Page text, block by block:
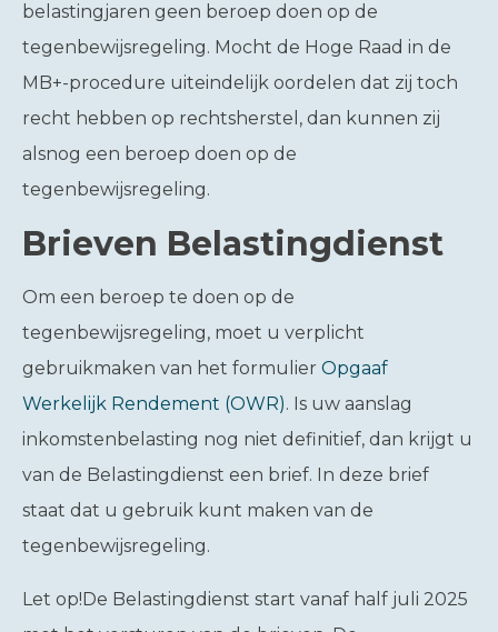
belastingjaren geen beroep doen op de
tegenbewijsregeling. Mocht de Hoge Raad in de
MB+-procedure uiteindelijk oordelen dat zij toch
recht hebben op rechtsherstel, dan kunnen zij
alsnog een beroep doen op de
tegenbewijsregeling.
Brieven Belastingdienst
Om een beroep te doen op de
tegenbewijsregeling, moet u verplicht
gebruikmaken van het formulier Opgaaf
Werkelijk Rendement (OWR). Is uw aanslag
inkomstenbelasting nog niet definitief, dan krijgt u
van de Belastingdienst een brief. In deze brief
staat dat u gebruik kunt maken van de
tegenbewijsregeling.
Let op!De Belastingdienst start vanaf half juli 2025